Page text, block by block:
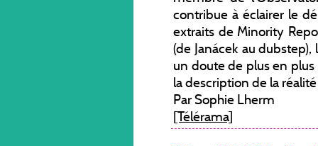
contribue à éclairer le
extraits de Minority
(de Janácek au
un doute de plus en
la description de la réalité
Par Sophie Lherm
[Télérama]